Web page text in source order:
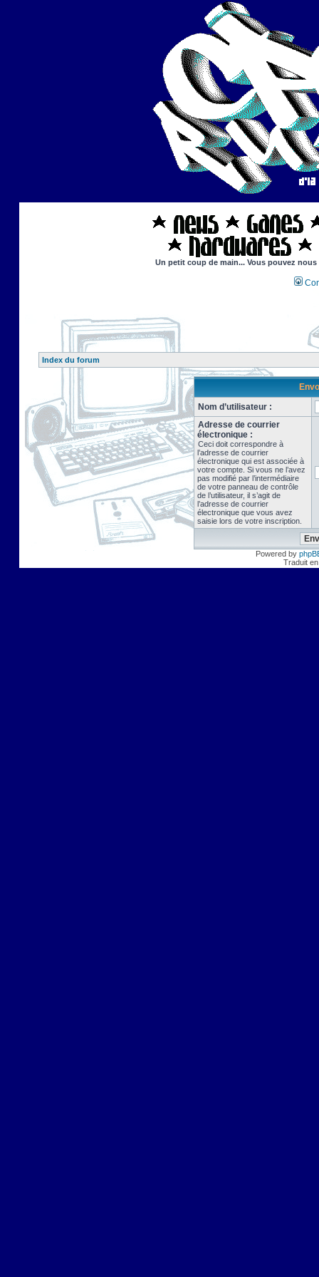
Un petit coup de main... Vous pouvez
Index du forum
Nom d’utilisateur :
Adresse de courrier
électronique :
Ceci doit correspondre à
l’adresse de courrier
électronique qui est associée à
votre compte. Si vous ne l’avez
pas modifié par l’intermédiaire
de votre panneau de contrôle
de l’utilisateur, il s’agit de
l’adresse de courrier
électronique que vous avez
saisie lors de votre inscription.
Powered by
Traduit